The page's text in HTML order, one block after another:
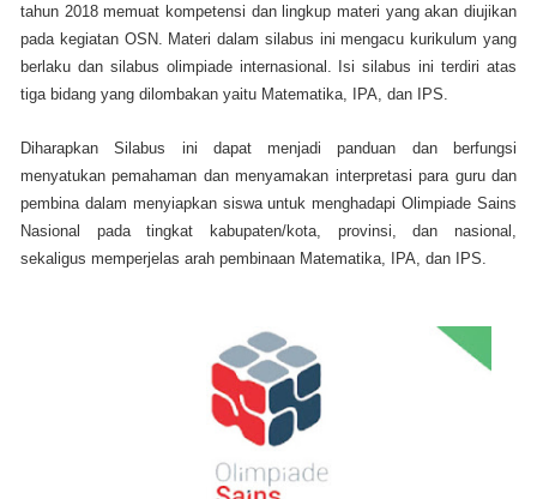
tahun 2018 memuat kompetensi dan lingkup materi yang akan diujikan
pada kegiatan OSN. Materi dalam silabus ini mengacu kurikulum yang
berlaku dan silabus olimpiade internasional. Isi silabus ini terdiri atas
tiga bidang yang dilombakan yaitu Matematika, IPA, dan IPS.
Diharapkan Silabus ini dapat menjadi panduan dan berfungsi
menyatukan pemahaman dan menyamakan interpretasi para guru dan
pembina dalam menyiapkan siswa untuk menghadapi Olimpiade Sains
Nasional pada tingkat kabupaten/kota, provinsi, dan nasional,
sekaligus memperjelas arah pembinaan Matematika, IPA, dan IPS.